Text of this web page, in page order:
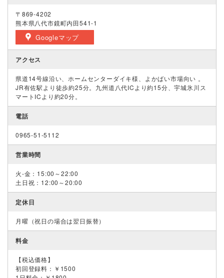
〒869-4202
熊本県八代市鏡町内田541-1
Googleマップ
アクセス
県道14号線沿い、ホームセンターダイキ様、よかばい市場向い 。
JR有佐駅より徒歩約25分。九州道八代ICより約15分、宇城氷川ス
マートICより約20分。
電話
0965-51-5112
営業時間
火-金：15:00～22:00
土日祝：12:00～20:00
定休日
月曜（祝日の場合は翌日振替）
料金
【税込価格】
初回登録料：￥1500